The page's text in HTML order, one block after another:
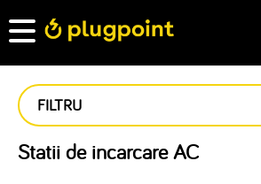
FILTRU
Statii de incarcare AC